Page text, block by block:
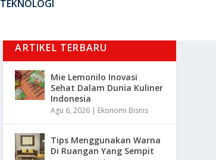
TEKNOLOGI
ARTIKEL TERBARU
Mie Lemonilo Inovasi
Sehat Dalam Dunia Kuliner
Indonesia
Agu 6, 2026 | Ekonomi Bisnis
Tips Menggunakan Warna
Di Ruangan Yang Sempit